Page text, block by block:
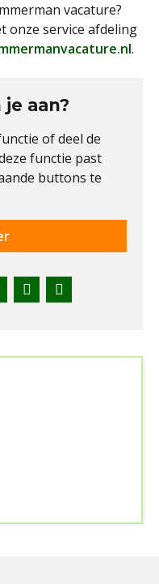
vacature?
onze service afdeling
.
aan?
of deel de
functie past
buttons te
PinterestWhatsApp